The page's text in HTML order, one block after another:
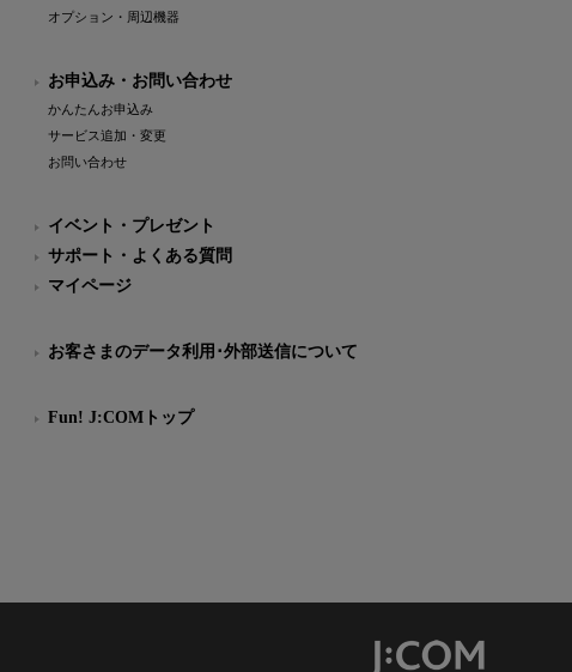
オプション・周辺機器
お申込み・お問い合わせ
かんたんお申込み
サービス追加・変更
お問い合わせ
イベント・プレゼント
サポート・よくある質問
マイページ
お客さまのデータ利用･外部送信について
Fun! J:COMトップ